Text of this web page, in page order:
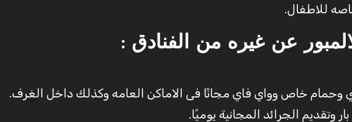
للاطفال.
عن غيره من الفنادق :
وحمام خاص وواي فاي مجانًا فى الاماكن العامه وكذلك داخل الغرف.
وتقديم الجرائد المجانية يوميًا.